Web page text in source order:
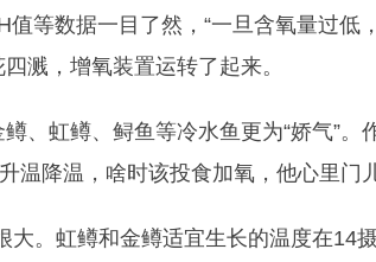
等数据一目了然，“一旦含氧量过低
溅，增氧装置运转了起来。
、虹鳟、鲟鱼等冷水鱼更为“娇气”
温降温，啥时该投食加氧，他心里门
大。虹鳟和金鳟适宜生长的温度在14